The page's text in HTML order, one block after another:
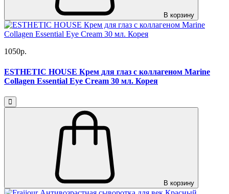
В корзину
1050р.
ESTHETIC HOUSE Крем для глаз с коллагеном Marine
Collagen Essential Eye Cream 30 мл. Корея
В корзину